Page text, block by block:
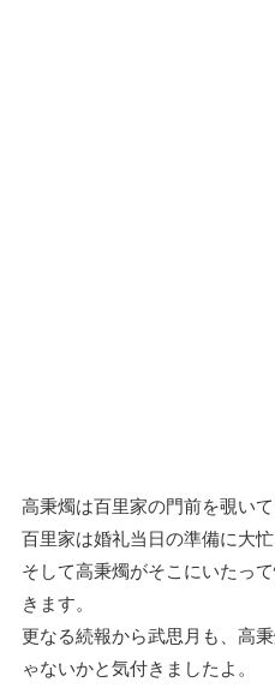
高秉燭は百里家の門前を覗いて
百里家は婚礼当日の準備に大忙
そして高秉燭がそこにいたっ
きます。
更なる続報から武思月も、高
ゃないかと気付きましたよ。